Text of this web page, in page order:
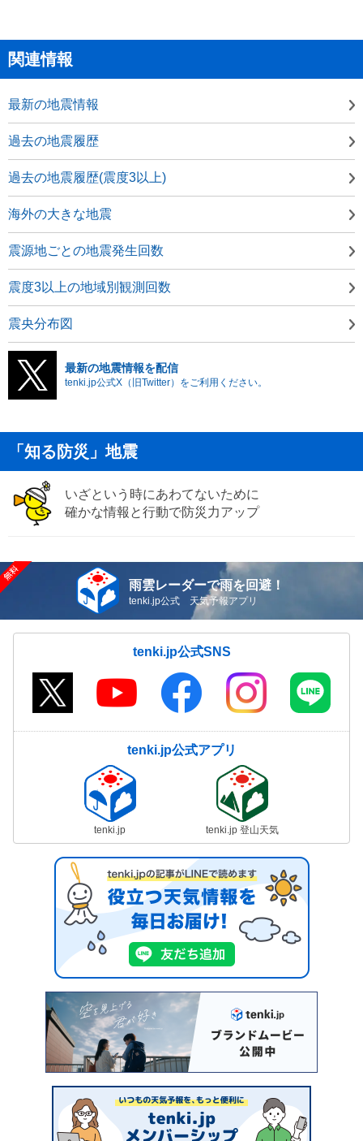
関連情報
最新の地震情報
過去の地震履歴
過去の地震履歴(震度3以上)
海外の大きな地震
震源地ごとの地震発生回数
震度3以上の地域別観測回数
震央分布図
最新の地震情報を配信
tenki.jp公式X（旧Twitter）をご利用ください。
「知る防災」地震
いざという時にあわてないために
確かな情報と行動で防災力アップ
雨雲レーダーで雨を回避！
tenki.jp公式 天気予報アプリ
tenki.jp公式SNS
tenki.jp公式アプリ
tenki.jp tenki.jp 登山天気